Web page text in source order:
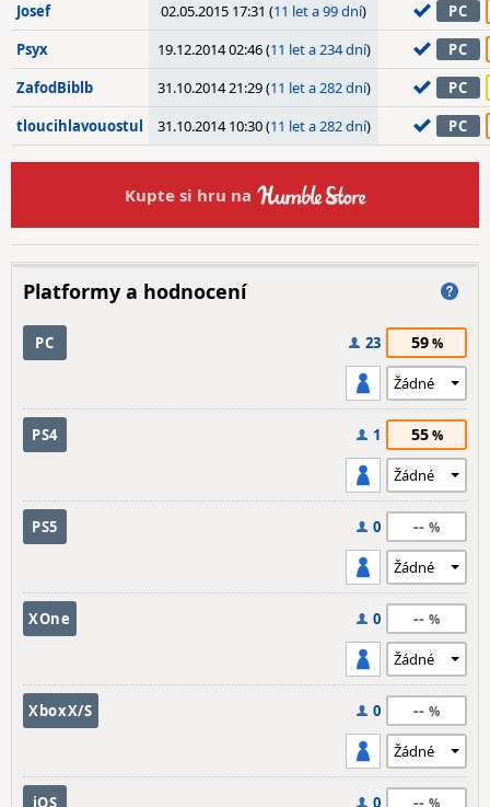
Josef
02.05.2015 17:31 (11 let a 99 dní)
PC
Psyx
19.12.2014 02:46 (11 let a 234 dní)
PC
ZafodBiblb
31.10.2014 21:29 (11 let a 282 dní)
PC
tloucihlavouostul
31.10.2014 10:30 (11 let a 282 dní) PC
Kupte si hru na
Platformy a hodnocení
PC 23 59
PS4 1 55
PS5 0 --
XOne 0 --
XboxX/S 0 --
iOS 0 --